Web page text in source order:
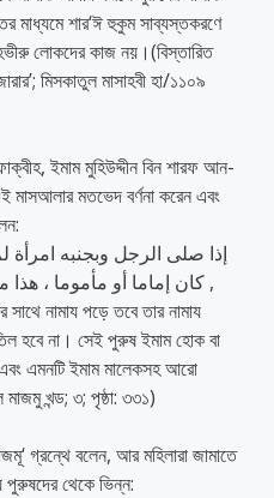
মাধ্যমে শার‘ঈ হুকুম সাব্যস্তকরণে
লোকদের কাজ নয়।(বিস্তারিত
মিসকাতুল মাসাহবী হা/১১০৯
ইমাম মুহিউদ্দীন বিন শারফ আন-
মাসআলার মতভেদ বর্ণনা করেন এবং
إذا صلى الرجل وبجنبه امرأة
كان إماما أو مأموما ، هذا مذهبنا وبه قال مالك والأكثرون ,
নামায পড়ে তবে তার নামায
হবে না। সেই পুরুষ ইমাম হোক বা
এমনটি ইমাম মালেকসহ আরো
খন্ড; ৩; পৃষ্ঠা: ৩৩১)
গ্রন্থে বলেন, আর মহিলারা জামাতে
পুরুষদের থেকে ভিন্ন: